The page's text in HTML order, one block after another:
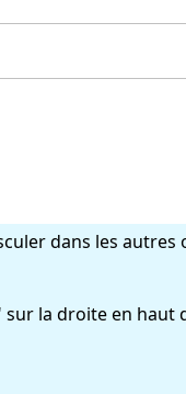
dans les autres
la droite en haut